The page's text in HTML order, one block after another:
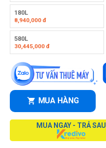
180L
8,940,000 đ
580L
30,445,000 đ
MUA HÀNG
MUA NGAY - TRẢ SAU